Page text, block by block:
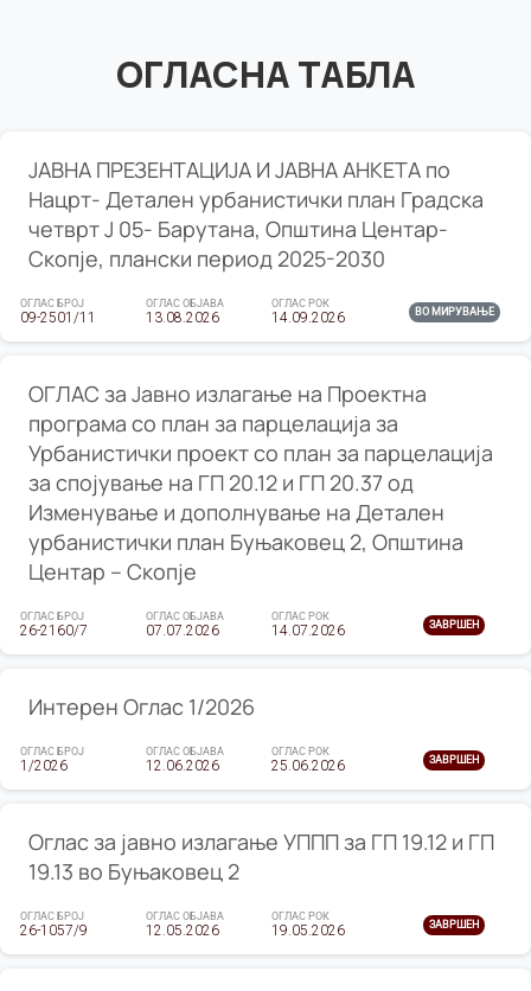
ОГЛАСНА ТАБЛА
ЈАВНА ПРЕЗЕНТАЦИЈА И ЈАВНА АНКЕТА по
Нацрт- Детален урбанистички план Градска
четврт Ј 05- Барутана, Општина Центар-
Скопје, плански период 2025-2030
ОГЛАС БРОЈ
09-2501/11
ОГЛАС ОБЈАВА
13.08.2026
ОГЛАС РОК
14.09.2026 ВО МИРУВАЊЕ
ОГЛАС за Јавно излагање на Проектна
програма со план за парцелација за
Урбанистички проект со план за парцелација
за спојување на ГП 20.12 и ГП 20.37 од
Изменување и дополнување на Детален
урбанистички план Буњаковец 2, Општина
Центар – Скопје
ОГЛАС БРОЈ
26-2160/7
ОГЛАС ОБЈАВА
07.07.2026
ОГЛАС РОК
14.07.2026 ЗАВРШЕН
Интерен Оглас 1/2026
ОГЛАС БРОЈ
1/2026
ОГЛАС ОБЈАВА
12.06.2026
ОГЛАС РОК
25.06.2026 ЗАВРШЕН
Оглас за јавно излагање УППП за ГП 19.12 и ГП
19.13 во Буњаковец 2
ОГЛАС БРОЈ
26-1057/9
ОГЛАС ОБЈАВА
12.05.2026
ОГЛАС РОК
19.05.2026 ЗАВРШЕН